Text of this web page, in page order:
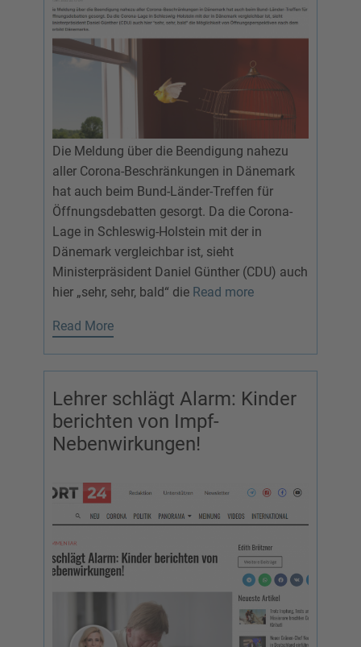
Die Meldung über die Beendigung nahezu
aller Corona-Beschränkungen in Dänemark
hat auch beim Bund-Länder-Treffen für
Öffnungsdebatten gesorgt. Da die Corona-
Lage in Schleswig-Holstein mit der in
Dänemark vergleichbar ist, sieht
Ministerpräsident Daniel Günther (CDU) auch
hier „sehr, sehr, bald“ die Read more
Read More
Lehrer schlägt Alarm: Kinder
berichten von Impf-
Nebenwirkungen!